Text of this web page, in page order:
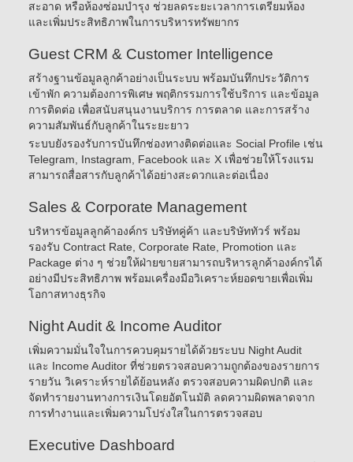
สะอาด หรือห้องซ่อมบำรุง ช่วยลดระยะเวลาการเตรียมห้อง
และเพิ่มประสิทธิภาพในการบริหารทรัพยากร
Guest CRM & Customer Intelligence
สร้างฐานข้อมูลลูกค้าอย่างเป็นระบบ พร้อมบันทึกประวัติการ
เข้าพัก ความต้องการพิเศษ พฤติกรรมการใช้บริการ และข้อมูล
การติดต่อ เพื่อสนับสนุนงานบริการ การตลาด และการสร้าง
ความสัมพันธ์กับลูกค้าในระยะยาว
ระบบยังรองรับการบันทึกช่องทางติดต่อและ Social Profile เช่น
Telegram, Instagram, Facebook และ X เพื่อช่วยให้โรงแรม
สามารถสื่อสารกับลูกค้าได้อย่างสะดวกและต่อเนื่อง
Sales & Corporate Management
บริหารข้อมูลลูกค้าองค์กร บริษัทคู่ค้า และบริษัททัวร์ พร้อม
รองรับ Contract Rate, Corporate Rate, Promotion และ
Package ต่าง ๆ ช่วยให้ฝ่ายขายสามารถบริหารลูกค้าองค์กรได้
อย่างมีประสิทธิภาพ พร้อมเครื่องมือวิเคราะห์ยอดขายเพื่อเพิ่ม
โอกาสทางธุรกิจ
Night Audit & Income Auditor
เพิ่มความมั่นใจในการควบคุมรายได้ด้วยระบบ Night Audit
และ Income Auditor ที่ช่วยตรวจสอบความถูกต้องของรายการ
รายวัน วิเคราะห์รายได้ย้อนหลัง ตรวจสอบความผิดปกติ และ
จัดทำรายงานทางการเงินโดยอัตโนมัติ ลดความผิดพลาดจาก
การทำงานและเพิ่มความโปร่งใสในการตรวจสอบ
Executive Dashboard